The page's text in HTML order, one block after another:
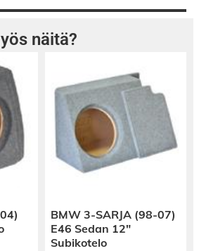
näitä?
BMW 3-SARJA (98-07)
E46 Sedan 12″
Subikotelo